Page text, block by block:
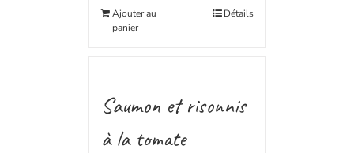
Ajouter au
panier
Détails
Saumon et risonnis
à la tomate